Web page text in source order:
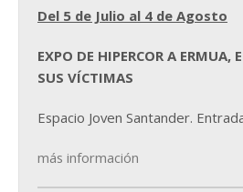
Del 5 de Julio al 4 de Agosto
EXPO DE HIPERCOR A ERMUA,
SUS VÍCTIMAS
Espacio Joven Santander.
más información